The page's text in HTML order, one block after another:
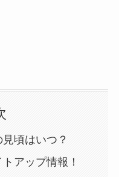
頃はいつ？
アップ情報！